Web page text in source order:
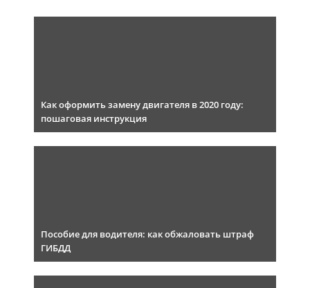
Как оформить замену двигателя в 2020 году:
пошаговая инструкция
Пособие для водителя: как обжаловать штраф
ГИБДД